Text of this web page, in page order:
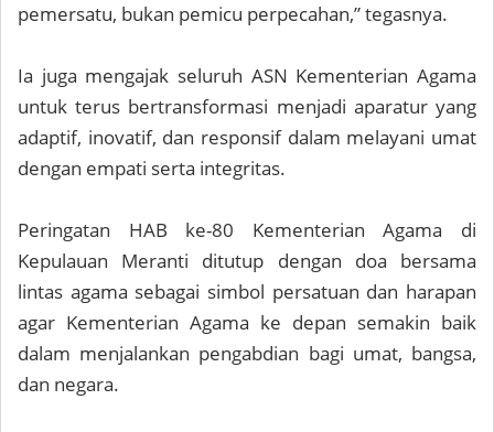
pemersatu, bukan pemicu perpecahan,” tegasnya.
Ia juga mengajak seluruh ASN Kementerian Agama
untuk terus bertransformasi menjadi aparatur yang
adaptif, inovatif, dan responsif dalam melayani umat
dengan empati serta integritas.
Peringatan HAB ke-80 Kementerian Agama di
Kepulauan Meranti ditutup dengan doa bersama
lintas agama sebagai simbol persatuan dan harapan
agar Kementerian Agama ke depan semakin baik
dalam menjalankan pengabdian bagi umat, bangsa,
dan negara.